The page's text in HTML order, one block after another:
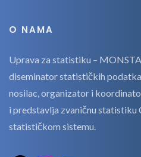
O NAMA
Uprava za statistiku –
diseminator statističkih
nosilac, organizator i
i predstavlja zvaničnu statistiku
statističkom sistemu.